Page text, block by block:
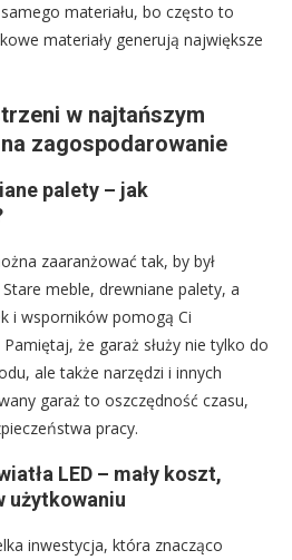
materiału, bo często to
materiały generują największe
w najtańszym
zagospodarowanie
palety – jak
zaaranżować tak, by był
meble, drewniane palety, a
i wsporników pomogą Ci
że garaż służy nie tylko do
ale także narzędzi i innych
garaż to oszczędność czasu,
pracy.
LED – mały koszt,
użytkowaniu
inwestycja, która znacząco